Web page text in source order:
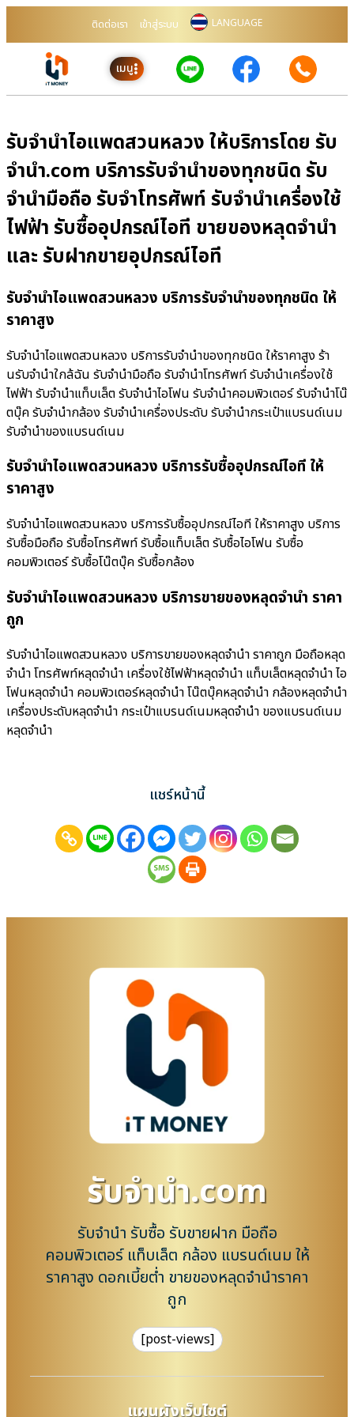
ติดต่อเรา เข้าสู่ระบบ LANGUAGE
เมนู
รับจำนำไอแพดสวนหลวง ให้บริการโดย รับ
จํานํา.com บริการรับจำนำของทุกชนิด รับ
จำนำมือถือ รับจำโทรศัพท์ รับจำนำเครื่องใช้
ไฟฟ้า รับซื้ออุปกรณ์ไอที ขายของหลุดจำนำ
และ รับฝากขายอุปกรณ์ไอที
รับจำนำไอแพดสวนหลวง บริการรับจำนำของทุกชนิด ให้
ราคาสูง
รับจำนำไอแพดสวนหลวง บริการรับจำนำของทุกชนิด ให้ราคาสูง ร้า
นรับจํานําใกล้ฉัน รับจำนำมือถือ รับจำนำโทรศัพท์ รับจำนำเครื่องใช้
ไฟฟ้า รับจำนำแท็บเล็ต รับจำนำไอโฟน รับจำนำคอมพิวเตอร์ รับจำนำโน๊
ตบุ๊ค รับจำนำกล้อง รับจำนำเครื่องประดับ รับจำนำกระเป๋าแบรนด์เนม
รับจำนำของแบรนด์เนม
รับจำนำไอแพดสวนหลวง บริการรับซื้ออุปกรณ์ไอที ให้
ราคาสูง
รับจำนำไอแพดสวนหลวง บริการรับซื้ออุปกรณ์ไอที ให้ราคาสูง บริการ
รับซื้อมือถือ รับซื้อโทรศัพท์ รับซื้อแท็บเล็ต รับซื้อไอโฟน รับซื้อ
คอมพิวเตอร์ รับซื้อโน๊ตบุ๊ค รับซื้อกล้อง
รับจำนำไอแพดสวนหลวง บริการขายของหลุดจำนำ ราคา
ถูก
รับจำนำไอแพดสวนหลวง บริการขายของหลุดจำนำ ราคาถูก มือถือหลุด
จำนำ โทรศัพท์หลุดจำนำ เครื่องใช้ไฟฟ้าหลุดจำนำ แท็บเล็ตหลุดจำนำ ไอ
โฟนหลุดจำนำ คอมพิวเตอร์หลุดจำนำ โน๊ตบุ๊คหลุดจำนำ กล้องหลุดจำนำ
เครื่องประดับหลุดจำนำ กระเป๋าแบรนด์เนมหลุดจำนำ ของแบรนด์เนม
หลุดจำนำ
แชร์หน้านี้
รับจํานํา.com
รับจำนำ รับซื้อ รับขายฝาก มือถือ
คอมพิวเตอร์ แท็บเล็ต กล้อง แบรนด์เนม ให้
ราคาสูง ดอกเบี้ยต่ำ ขายของหลุดจำนำราคา
ถูก
[post-views]
แผนผังเว็บไซต์